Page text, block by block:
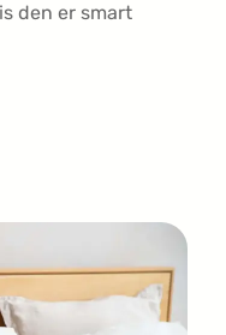
den er smart